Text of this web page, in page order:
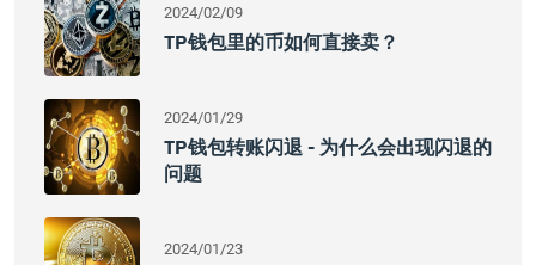
2024/02/09
TP钱包里的币如何直接卖？
2024/01/29
TP钱包转账闪退 - 为什么会出现闪退的
问题
2024/01/23